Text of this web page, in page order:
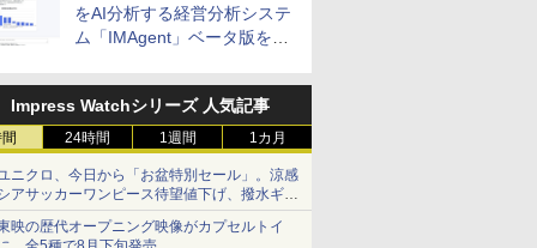
をAI分析する経営分析システ
ム「IMAgent」ベータ版を提
Impress Watchシリーズ 人気記事
24時間 1週間 1カ月
ニクロ、今日から「お盆特別セール」。涼感
アサッカーワンピース待望値下げ、撥水ギア
ョーツは1990円に
映の歴代オープニング映像がカプセルトイ